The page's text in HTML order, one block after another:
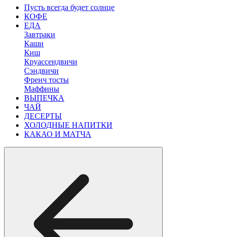
Пусть всегда будет солнце
КОФЕ
ЕДА
Завтраки
Каши
Киш
Круассендвичи
Сэндвичи
Френч тосты
Маффины
ВЫПЕЧКА
ЧАЙ
ДЕСЕРТЫ
ХОЛОДНЫЕ НАПИТКИ
КАКАО И МАТЧА